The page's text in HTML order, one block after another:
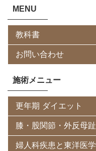
MENU
教科書
お問い合わせ
施術メニュー
更年期 ダイエット
膝・股関節・外反母趾
婦人科疾患と東洋医学